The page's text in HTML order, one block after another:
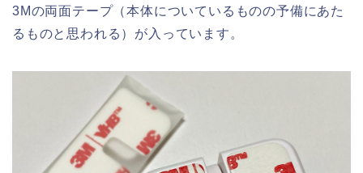
3Mの両面テープ（本体についているものの予備にあた
るものと思われる）が入っています。